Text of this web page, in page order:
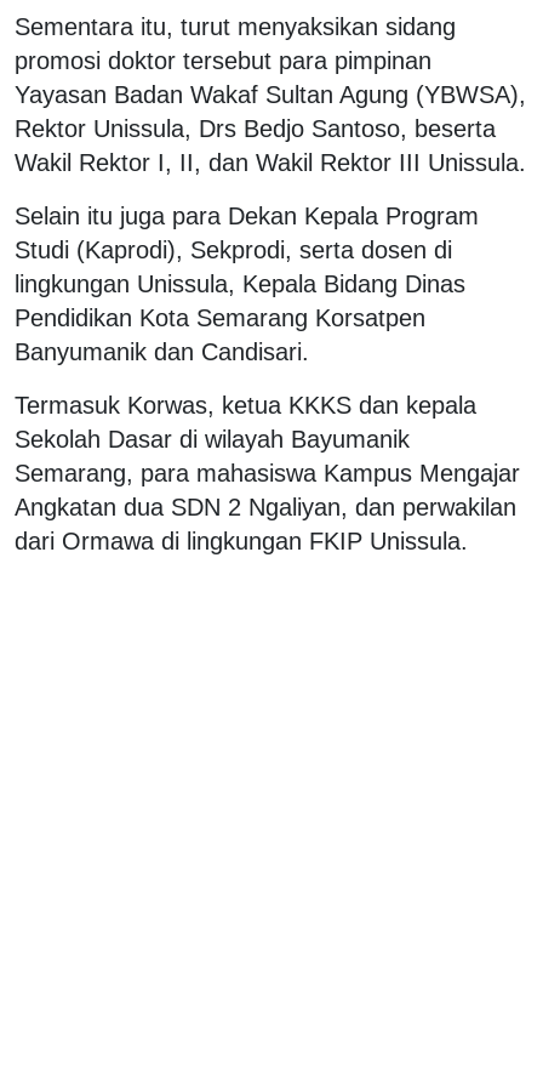
Sementara itu, turut menyaksikan sidang
promosi doktor tersebut para pimpinan
Yayasan Badan Wakaf Sultan Agung (YBWSA),
Rektor Unissula, Drs Bedjo Santoso, beserta
Wakil Rektor I, II, dan Wakil Rektor III Unissula.
Selain itu juga para Dekan Kepala Program
Studi (Kaprodi), Sekprodi, serta dosen di
lingkungan Unissula, Kepala Bidang Dinas
Pendidikan Kota Semarang Korsatpen
Banyumanik dan Candisari.
Termasuk Korwas, ketua KKKS dan kepala
Sekolah Dasar di wilayah Bayumanik
Semarang, para mahasiswa Kampus Mengajar
Angkatan dua SDN 2 Ngaliyan, dan perwakilan
dari Ormawa di lingkungan FKIP Unissula.